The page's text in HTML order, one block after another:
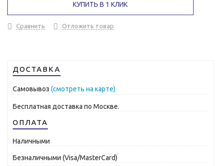
КУПИТЬ В 1 КЛИК
Сравнить Отложить товар
ДОСТАВКА
Самовывоз (смотреть на карте)
Бесплатная доставка по Москве.
ОПЛАТА
Наличными
Безналичными (Visa/MasterCard)